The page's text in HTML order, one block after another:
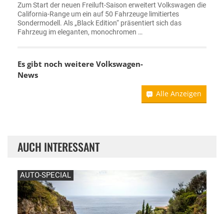
Zum Start der neuen Freiluft-Saison erweitert Volkswagen die
California-Range um ein auf 50 Fahrzeuge limitiertes
Sondermodell. Als „Black Edition“ präsentiert sich das
Fahrzeug im eleganten, monochromen …
Es gibt noch weitere Volkswagen-
News
Alle Anzeigen
AUCH INTERESSANT
AUTO-SPECIAL